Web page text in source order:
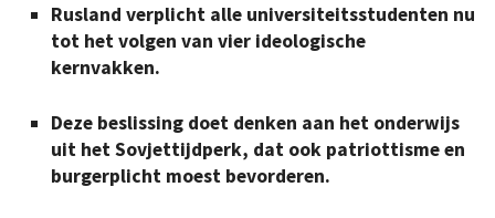
Rusland verplicht alle universiteitsstudenten nu
tot het volgen van vier ideologische
kernvakken.
Deze beslissing doet denken aan het onderwijs
uit het Sovjettijdperk, dat ook patriottisme en
burgerplicht moest bevorderen.